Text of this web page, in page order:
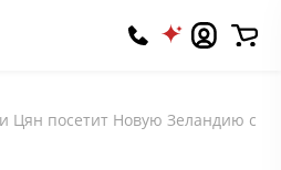
Цян посетит Новую Зеландию с